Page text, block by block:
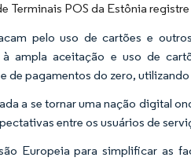
Terminais POS da Estônia
pelo uso de cartões e
ampla aceitação e uso de
de pagamentos do zero,
a se tornar uma nação digital
entre os usuários de
Europeia para simplificar as